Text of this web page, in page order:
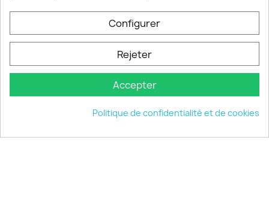
INFORMATIONS 
VOTRE COMPTE 
INFORMATIONS keyboard_arrow_down
© 2026 - choisistacoque.com
Configurer
Rejeter
Accepter
Politique de confidentialité et de cookies